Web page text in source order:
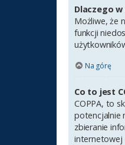
Dlaczego
Możliwe, że
funkcji
Na górę
Co to jest
COPPA, to
potencjalnie
zbieranie
internetowej